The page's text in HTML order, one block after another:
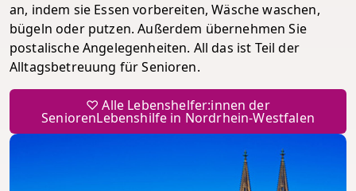
an, indem sie Essen vorbereiten, Wäsche waschen,
bügeln oder putzen. Außerdem übernehmen Sie
postalische Angelegenheiten. All das ist Teil der
Alltagsbetreuung für Senioren.
♡ Alle Lebenshelfer:innen der
SeniorenLebenshilfe in Nordrhein-Westfalen